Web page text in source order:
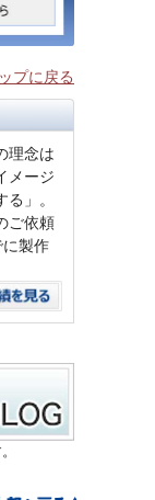
プに戻る
理念は
メージ
」。
ご依頼
製作